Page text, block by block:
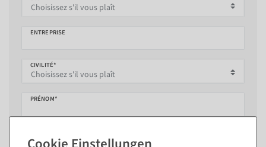
ENTREPRISE
CIVILITÉ*
PRÉNOM*